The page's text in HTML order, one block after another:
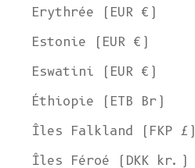
Erythrée (EUR €)
Estonie (EUR €)
Eswatini (EUR €)
Éthiopie (ETB Br)
Îles Falkland (FKP £)
Îles Féroé (DKK kr.)